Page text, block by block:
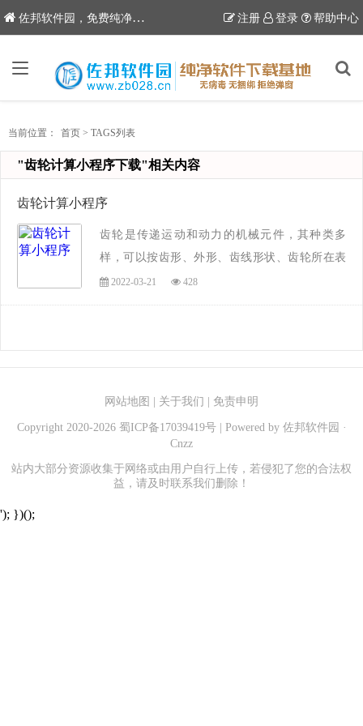
佐邦软件园，免费纯净软件下载站 注册 登录 帮助中心
当前位置： 首页 > TAGS列表
"齿轮计算小程序下载"相关内容
齿轮计算小程序
齿轮是传递运动和动力的机械元件，其种类多
样，可以按齿形、外形、齿线形状、齿轮所在表
面、制造方法进行分类，从事机械电子和工程建
筑的朋友们在平时的齿轮设计中，很多时候都需
2022-03-21 428
网站地图 关于我们 免责申明
Copyright 2020-2026 蜀ICP备17039419号| Powered by 佐邦软件园 ·
Cnzz
站内大部分资源收集于网络或由用户自行上传，若侵犯了您的合法权
益，请及时联系我们删除！
'); })();